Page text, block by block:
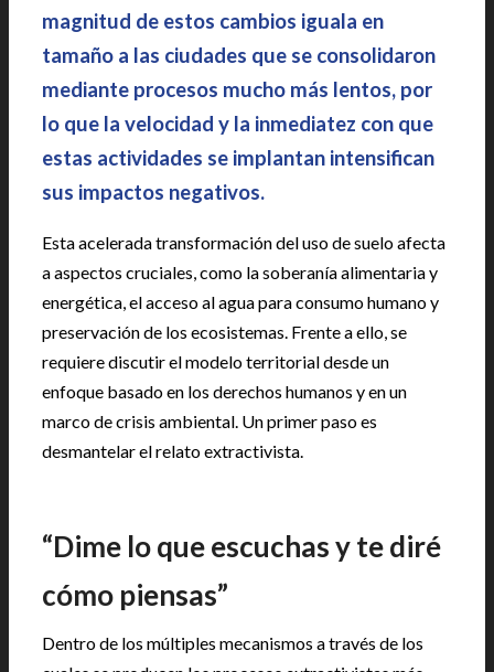
magnitud de estos cambios iguala en
tamaño a las ciudades que se consolidaron
mediante procesos mucho más lentos, por
lo que la velocidad y la inmediatez con que
estas actividades se implantan intensifican
sus impactos negativos.
Esta acelerada transformación del uso de suelo afecta
a aspectos cruciales, como la soberanía alimentaria y
energética, el acceso al agua para consumo humano y
preservación de los ecosistemas. Frente a ello, se
requiere discutir el modelo territorial desde un
enfoque basado en los derechos humanos y en un
marco de crisis ambiental. Un primer paso es
desmantelar el relato extractivista.
“Dime lo que escuchas y te diré
cómo piensas”
Dentro de los múltiples mecanismos a través de los